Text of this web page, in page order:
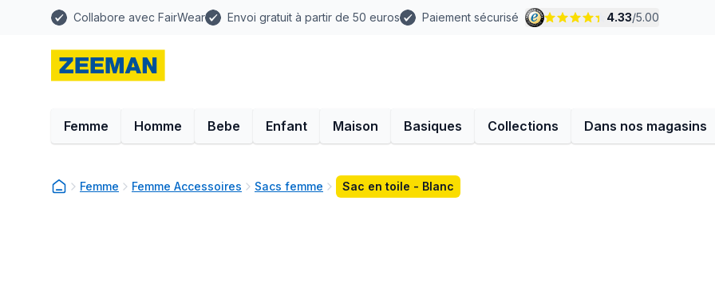
Collabore avec FairWear Envoi gratuit à partir de 50 euros Paiement sécurisé 4.33/5.00
Femme Homme Bebe Enfant Maison Basiques Collections Dans nos magasins
Femme Femme Accessoires Sacs femme Sac en toile - Blanc